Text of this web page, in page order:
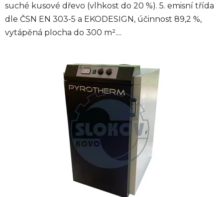
suché kusové dřevo (vlhkost do 20 %). 5. emisní třída
dle ČSN EN 303-5 a EKODESIGN, účinnost 89,2 %,
vytápěná plocha do 300 m²....